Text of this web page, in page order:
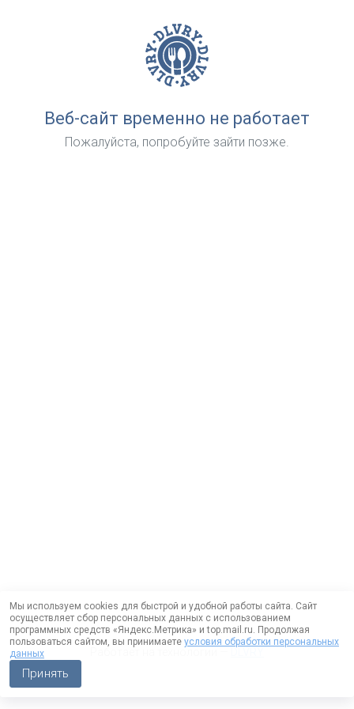
Веб-сайт временно не работает
Пожалуйста, попробуйте зайти позже.
Мы используем cookies для быстрой и удобной работы сайта. Сайт
осуществляет сбор персональных данных с использованием
программных средств «Яндекс.Метрика» и top.mail.ru. Продолжая
пользоваться сайтом, вы принимаете условия обработки персональных
данных
Принять